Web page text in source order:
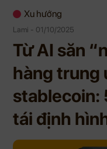
Xu hướng
Lami - 01/10/2025
Từ AI săn
hàng trung
stablecoin:
tái định